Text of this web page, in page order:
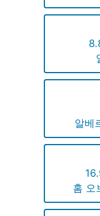
알베
홈 오